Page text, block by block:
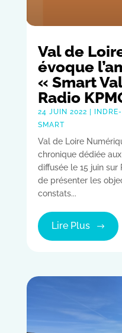
Val de
évoque
« Smart
Radio
24 JUIN 2022 |
SMART
Val de Loire
chronique dédiée
diffusée le 15 juin sur
de présenter les
constats...
Lire Plus